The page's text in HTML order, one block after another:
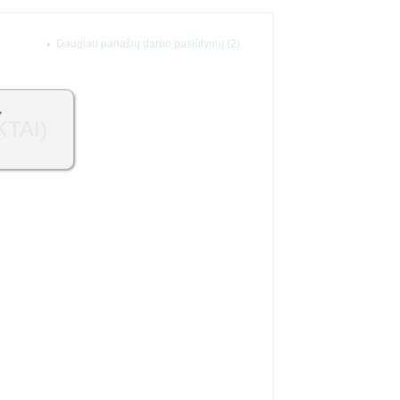
Daugiau panašių darbo pasiūlymų (2)